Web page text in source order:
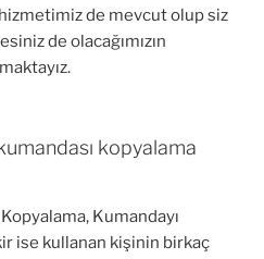
de mevcut olup siz
de olacağımızın
kopyalama
Kumandayı
ise kullanan kişinin birkaç